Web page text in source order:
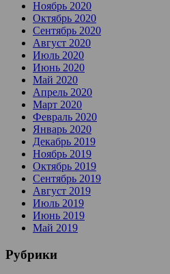
Ноябрь 2020
Октябрь 2020
Сентябрь 2020
Август 2020
Июль 2020
Июнь 2020
Май 2020
Апрель 2020
Март 2020
Февраль 2020
Январь 2020
Декабрь 2019
Ноябрь 2019
Октябрь 2019
Сентябрь 2019
Август 2019
Июль 2019
Июнь 2019
Май 2019
Рубрики